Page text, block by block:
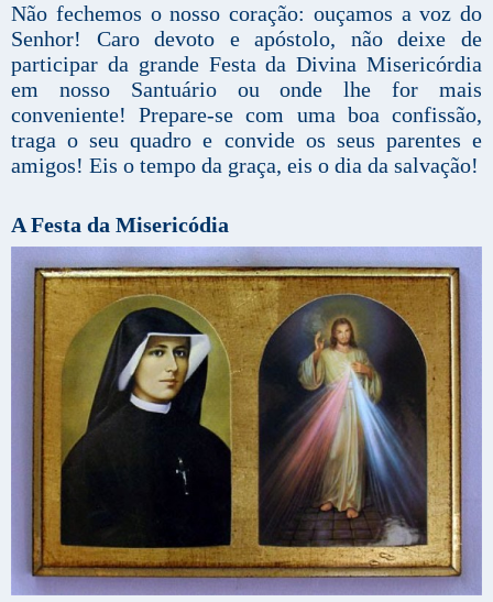
Não fechemos o nosso coração: ouçamos a voz do
Senhor! Caro devoto e apóstolo, não deixe de
participar da grande Festa da Divina Misericórdia
em nosso Santuário ou onde lhe for mais
conveniente! Prepare-se com uma boa confissão,
traga o seu quadro e convide os seus parentes e
amigos! Eis o tempo da graça, eis o dia da salvação!
A Festa da Misericódia